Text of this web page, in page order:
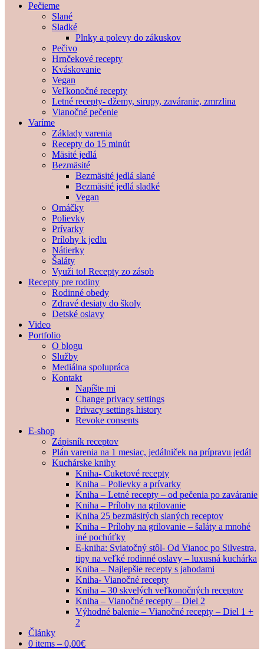
Pečieme
Slané
Sladké
Plnky a polevy do zákuskov
Pečivo
Hrnčekové recepty
Kváskovanie
Vegan
Veľkonočné recepty
Letné recepty- džemy, sirupy, zaváranie, zmrzlina
Vianočné pečenie
Varíme
Základy varenia
Recepty do 15 minút
Mäsité jedlá
Bezmäsité
Bezmäsité jedlá slané
Bezmäsité jedlá sladké
Vegan
Omáčky
Polievky
Prívarky
Prílohy k jedlu
Nátierky
Šaláty
Využi to! Recepty zo zásob
Recepty pre rodiny
Rodinné obedy
Zdravé desiaty do školy
Detské oslavy
Video
Portfolio
O blogu
Služby
Mediálna spolupráca
Kontakt
Napíšte mi
Change privacy settings
Privacy settings history
Revoke consents
E-shop
Zápisník receptov
Plán varenia na 1 mesiac, jedálniček na prípravu jedál
Kuchárske knihy
Kniha- Cuketové recepty
Kniha – Polievky a prívarky
Kniha – Letné recepty – od pečenia po zaváranie
Kniha – Prílohy na grilovanie
Kniha 25 bezmäsitých slaných receptov
Kniha – Prílohy na grilovanie – šaláty a mnohé
iné pochúťky
E-kniha: Sviatočný stôl- Od Vianoc po Silvestra,
tipy na veľké rodinné oslavy – luxusná kuchárka
Kniha – Najlepšie recepty s jahodami
Kniha- Vianočné recepty
Kniha – 30 skvelých veľkonočných receptov
Kniha – Vianočné recepty – Diel 2
Výhodné balenie – Vianočné recepty – Diel 1 +
2
Články
0 items – 0,00€